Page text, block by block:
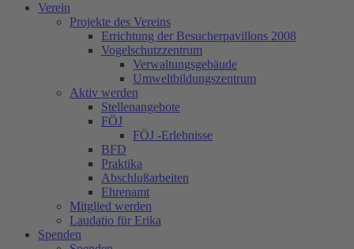
Verein
Projekte des Vereins
Errichtung der Besucherpavillons 2008
Vogelschutzzentrum
Verwaltungsgebäude
Umweltbildungszentrum
Aktiv werden
Stellenangebote
FÖJ
FÖJ -Erlebnisse
BFD
Praktika
Abschlußarbeiten
Ehrenamt
Mitglied werden
Laudatio für Erika
Spenden